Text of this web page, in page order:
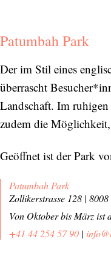
Patumbah Park
Der im Stil eines
überrascht
Landschaft. Im ruhigen
zudem die
Geöffnet ist der Park
Patumbah Park
Zollikerstrasse 128 |
Von Oktober bis März ist
+41 44 254 57 90 |